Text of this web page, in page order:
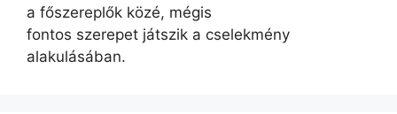
a főszereplők közé, mégis
fontos szerepet játszik a cselekmény
alakulásában.